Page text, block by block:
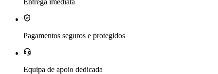
Pagamentos seguros e protegidos
Equipa de apoio dedicada